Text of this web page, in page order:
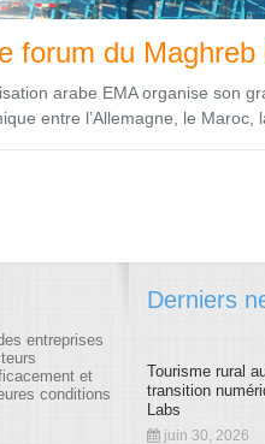
forum du
arabe EMA organise son
entre l’Allemagne, le
entreprises
et
conditions
Derniers
Tourisme rural
transition
Labs
juin 30, 2026